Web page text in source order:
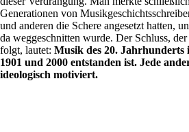
Generationen von
und anderen die Schere angesetzt hatten,
da weggeschnitten wurde. Der Schluss,
folgt, lautet: Musik des 20. Jahrhunderts
1901 und 2000 entstanden ist. Jede
ideologisch motiviert.